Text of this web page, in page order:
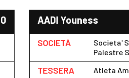
AADI Youness
SOCIETÀ
Societa'
Palestre
TESSERA Atleta